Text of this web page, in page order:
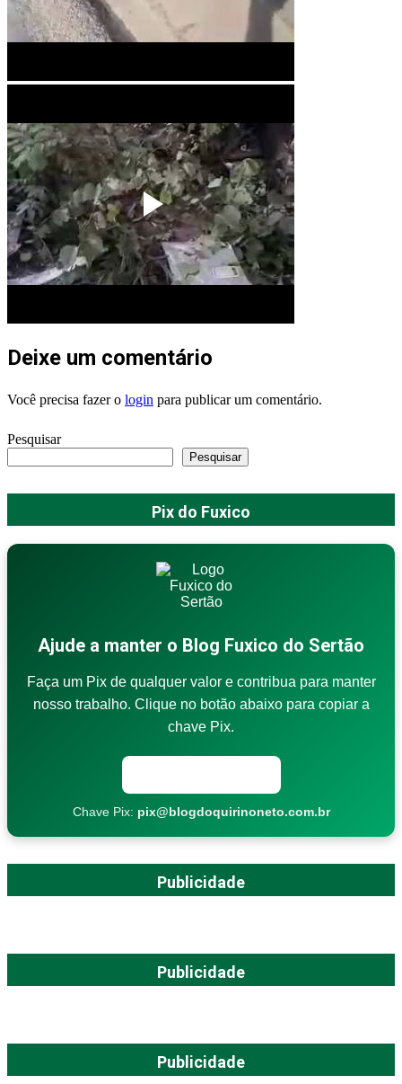
Deixe um comentário
Você precisa fazer o login para publicar um comentário.
Pesquisar
Pesquisar
Pix do Fuxico
Ajude a manter o Blog Fuxico do Sertão
Faça um Pix de qualquer valor e contribua para manter
nosso trabalho. Clique no botão abaixo para copiar a
chave Pix.
Chave Pix: pix@blogdoquirinoneto.com.br
Publicidade
Publicidade
Publicidade